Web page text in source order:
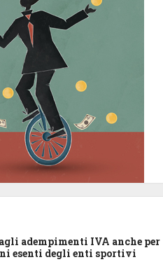
adempimenti IVA anche per
esenti degli enti sportivi